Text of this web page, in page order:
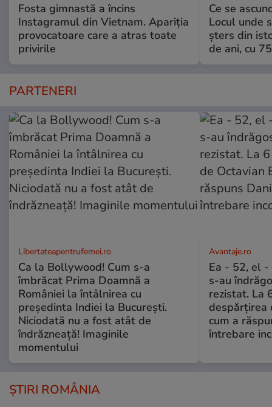
Fosta gimnastă a încins
Instagramul din Vietnam. Apariția
provocatoare care a atras toate
privirile
Ce se
Locul unde
șters din
de ani, cu
PARTENERI
Libertateapentrufemei.ro
Ca la Bollywood! Cum s-a
îmbrăcat Prima Doamnă a
României la întâlnirea cu
președinta Indiei la București.
Niciodată nu a fost atât de
îndrăzneață! Imaginile
momentului
Avantaje.ro
Ea - 52, el -
s-au
rezistat. La
despărțirea
cum a
întrebare
ȘTIRI ROMÂNIA